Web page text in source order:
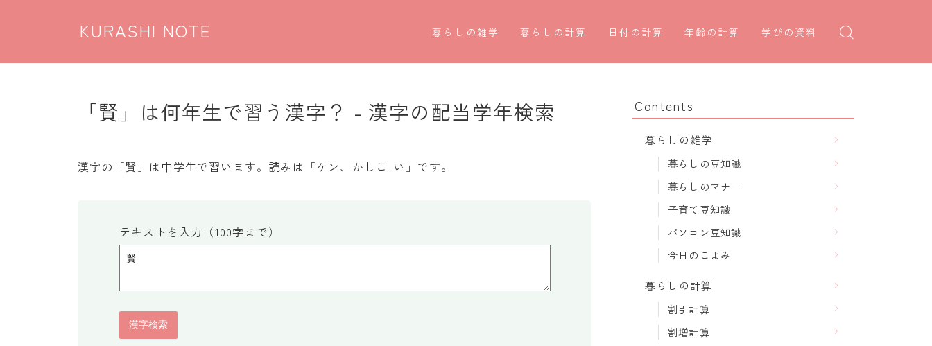
KURASHI NOTE 暮らしの雑学
暮らしの豆知識
子育て豆知識
暮らしの計算
割引計算
消費税計算
日付の計算
○日後の日付・記念日計算
四十九日法要計算
年齢の計算
年齢・干支計算
長寿祝い計算
学びの資料
学年早見表
「賢」は何年生で習う漢字？ - 漢字の配当学年検索
漢字の「賢」は中学生で習います。読みは「ケン、かしこ-い」です。
テキストを入力（100字まで）
Contents
暮らしの雑学
暮らしの豆知識
暮らしのマナー
子育て豆知識
パソコン豆知識
今日のこよみ
暮らしの計算
割引計算
割増計算